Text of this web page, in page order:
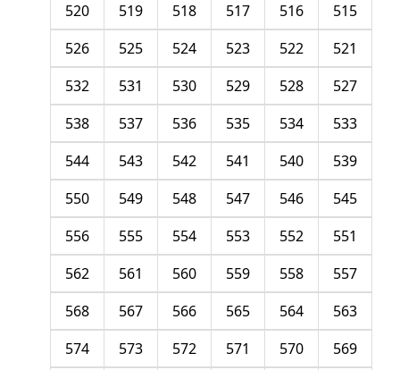
515
516
517
518
519
520
521
522
523
524
525
526
527
528
529
530
531
532
533
534
535
536
537
538
539
540
541
542
543
544
545
546
547
548
549
550
551
552
553
554
555
556
557
558
559
560
561
562
563
564
565
566
567
568
569
570
571
572
573
574